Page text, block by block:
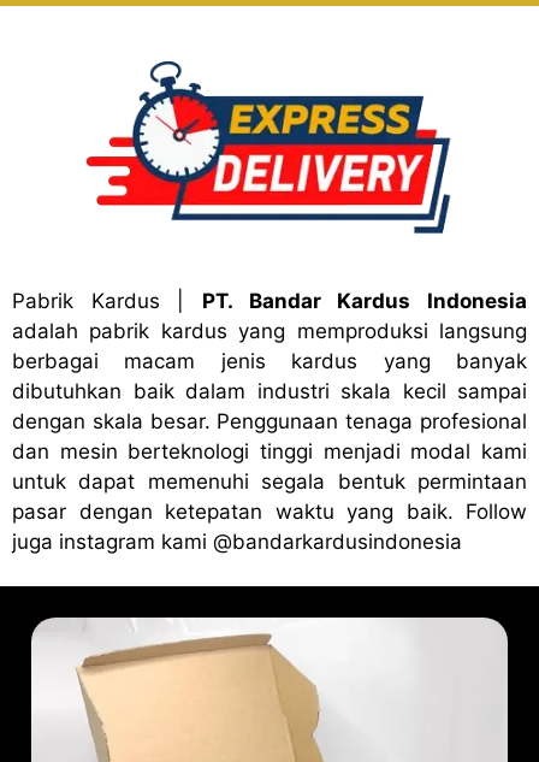
Pabrik Kardus
PT. Bandar Kardus Indonesia
adalah pabrik kardus yang memproduksi langsung
berbagai macam jenis kardus yang banyak
dibutuhkan baik dalam industri skala kecil sampai
dengan skala besar. Penggunaan tenaga profesional
dan mesin berteknologi tinggi menjadi modal kami
untuk dapat memenuhi segala bentuk permintaan
pasar dengan ketepatan waktu yang baik. Follow
juga instagram kami @bandarkardusindonesia